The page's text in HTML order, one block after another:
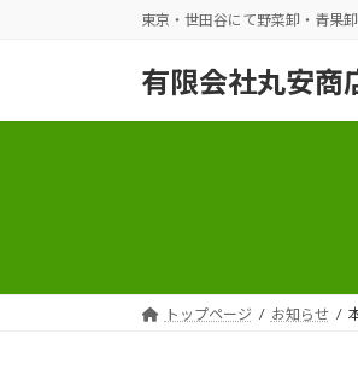
東京・世田谷にて野菜卸・青果
有限会社丸安商
トップページ お知らせ